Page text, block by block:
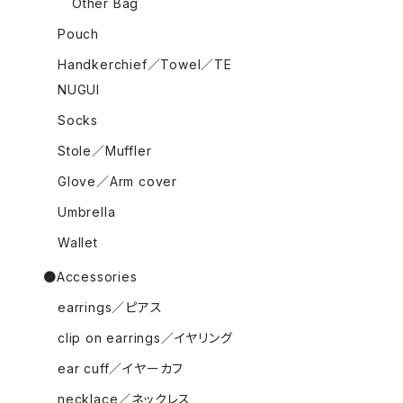
Other Bag
Pouch
Handkerchief／Towel／TE
NUGUI
Socks
Stole／Muffler
Glove／Arm cover
Umbrella
Wallet
●Accessories
earrings／ピアス
clip on earrings／イヤリング
ear cuff／イヤーカフ
necklace／ネックレス